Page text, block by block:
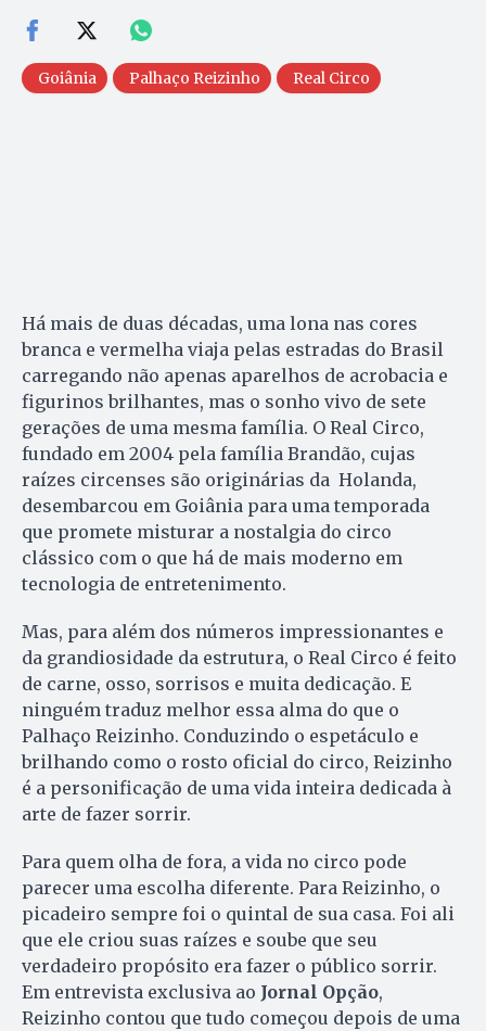
Goiânia Palhaço Reizinho Real Circo
Há mais de duas décadas, uma lona nas cores
branca e vermelha viaja pelas estradas do Brasil
carregando não apenas aparelhos de acrobacia e
figurinos brilhantes, mas o sonho vivo de sete
gerações de uma mesma família. O Real Circo,
fundado em 2004 pela família Brandão, cujas
raízes circenses são originárias da Holanda,
desembarcou em Goiânia para uma temporada
que promete misturar a nostalgia do circo
clássico com o que há de mais moderno em
tecnologia de entretenimento.
Mas, para além dos números impressionantes e
da grandiosidade da estrutura, o Real Circo é feito
de carne, osso, sorrisos e muita dedicação. E
ninguém traduz melhor essa alma do que o
Palhaço Reizinho. Conduzindo o espetáculo e
brilhando como o rosto oficial do circo, Reizinho
é a personificação de uma vida inteira dedicada à
arte de fazer sorrir.
Para quem olha de fora, a vida no circo pode
parecer uma escolha diferente. Para Reizinho, o
picadeiro sempre foi o quintal de sua casa. Foi ali
que ele criou suas raízes e soube que seu
verdadeiro propósito era fazer o público sorrir.
Em entrevista exclusiva ao Jornal Opção,
Reizinho contou que tudo começou depois de uma